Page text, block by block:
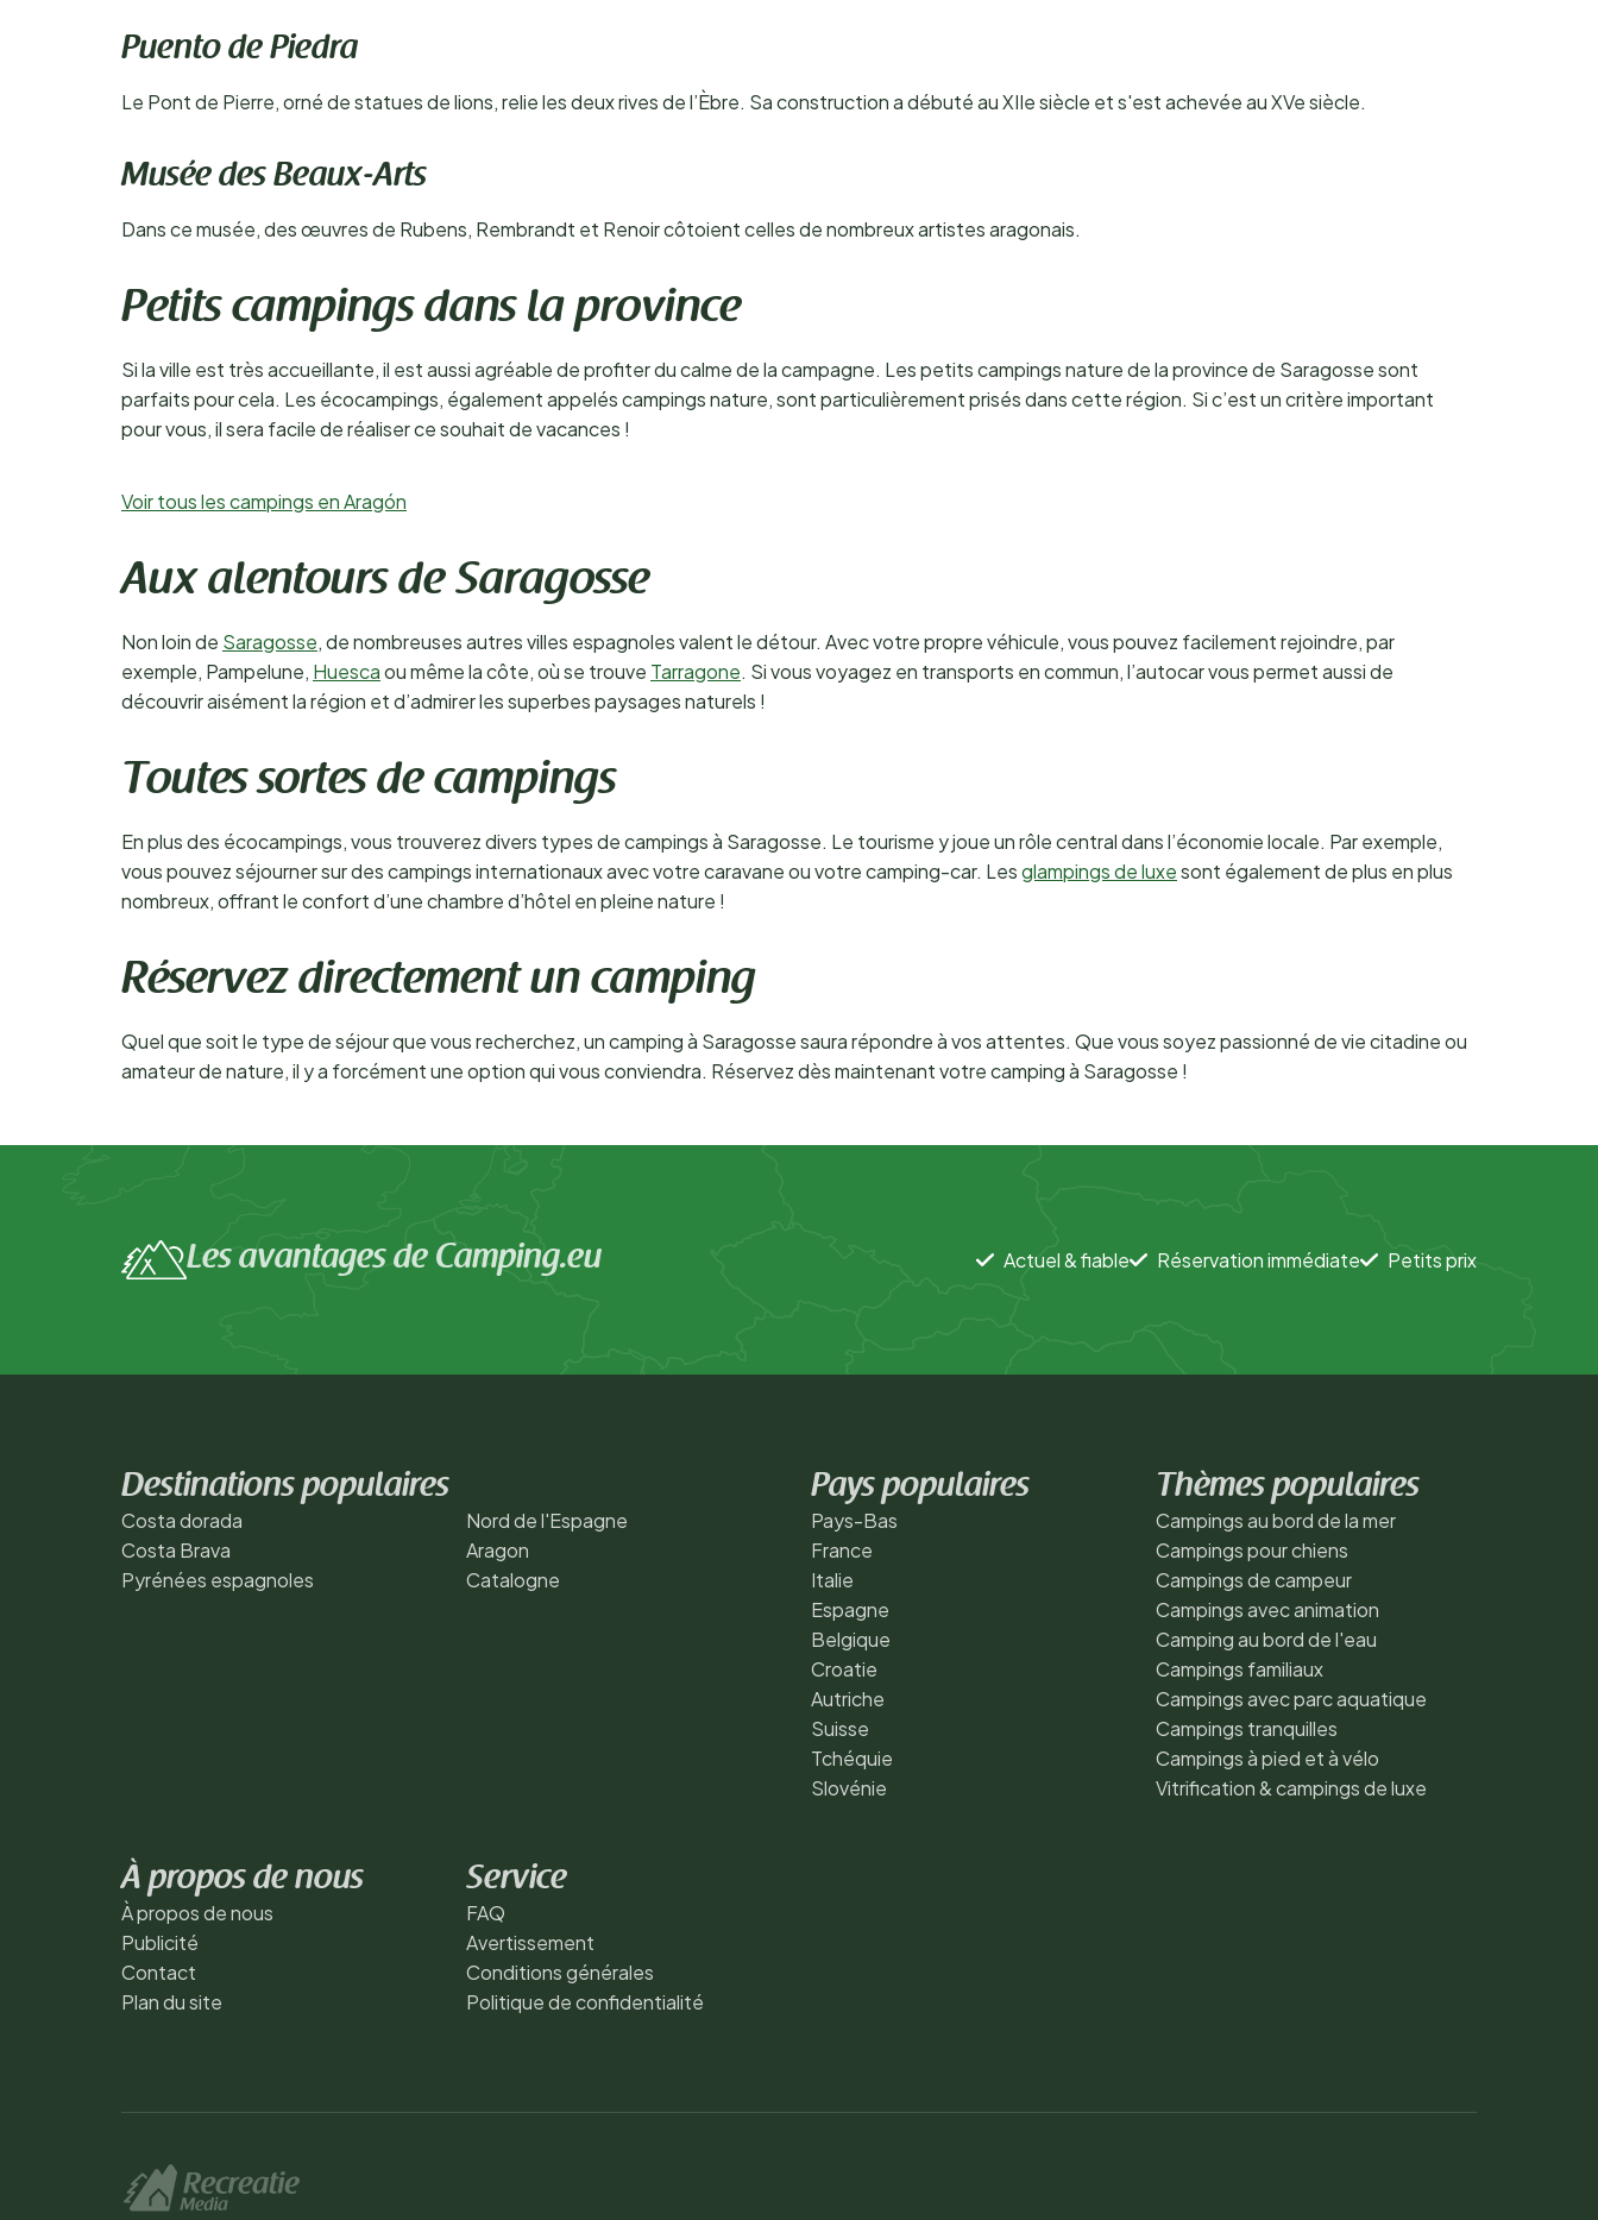
Puento de Piedra
Le Pont de Pierre, orné de statues de lions, relie les deux rives de l’Èbre. Sa construction a débuté au XIIe siècle et s'est achevée au XVe siècle.
Musée des Beaux-Arts
Dans ce musée, des œuvres de Rubens, Rembrandt et Renoir côtoient celles de nombreux artistes aragonais.
Petits campings dans la province
Si la ville est très accueillante, il est aussi agréable de profiter du calme de la campagne. Les petits campings nature de la province de Saragosse sont
parfaits pour cela. Les écocampings, également appelés campings nature, sont particulièrement prisés dans cette région. Si c’est un critère important
pour vous, il sera facile de réaliser ce souhait de vacances !
Voir tous les campings en Aragón
Aux alentours de Saragosse
Non loin de Saragosse, de nombreuses autres villes espagnoles valent le détour. Avec votre propre véhicule, vous pouvez facilement rejoindre, par
exemple, Pampelune, Huescaou même la côte, où se trouve Tarragone. Si vous voyagez en transports en commun, l’autocar vous permet aussi de
découvrir aisément la région et d’admirer les superbes paysages naturels !
Toutes sortes de campings
En plus des écocampings, vous trouverez divers types de campings à Saragosse. Le tourisme y joue un rôle central dans l’économie locale. Par exemple,
vous pouvez séjourner sur des campings internationaux avec votre caravane ou votre camping-car. Lesglampings de luxesont également de plus en plus
nombreux, offrant le confort d’une chambre d’hôtel en pleine nature !
Réservez directement un camping
Quel que soit le type de séjour que vous recherchez, un camping à Saragosse saura répondre à vos attentes. Que vous soyez passionné de vie citadine ou
amateur de nature, il y a forcément une option qui vous conviendra. Réservez dès maintenant votre camping à Saragosse !
Les avantages de Camping.eu Actuel & fiable Réservation immédiate Petits prix
Destinations populaires
Costa dorada
Costa Brava
Pyrénées espagnoles
Nord de l'Espagne
Aragon
Catalogne
Pays populaires
Pays-Bas
France
Italie
Espagne
Belgique
Croatie
Autriche
Suisse
Tchéquie
Slovénie
Thèmes populaires
Campings au bord de la mer
Campings pour chiens
Campings de campeur
Campings avec animation
Camping au bord de l'eau
Campings familiaux
Campings avec parc aquatique
Campings tranquilles
Campings à pied et à vélo
Vitrification & campings de luxe
À propos de nous
À propos de nous
Publicité
Contact
Plan du site
Service
FAQ
Avertissement
Conditions générales
Politique de confidentialité